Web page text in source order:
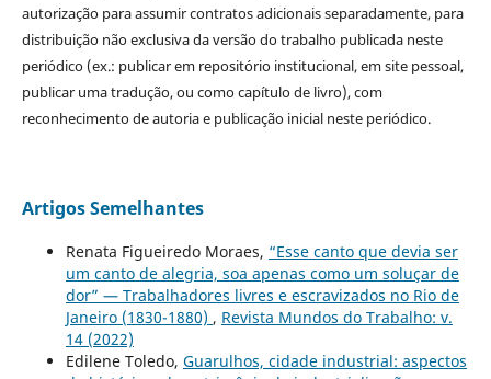
autorização para assumir contratos adicionais separadamente, para
distribuição não exclusiva da versão do trabalho publicada neste
periódico (ex.: publicar em repositório institucional, em site pessoal,
publicar uma tradução, ou como capítulo de livro), com
reconhecimento de autoria e publicação inicial neste periódico.
Artigos Semelhantes
Renata Figueiredo Moraes, “Esse canto que devia ser
um canto de alegria, soa apenas como um soluçar de
dor” — Trabalhadores livres e escravizados no Rio de
Janeiro (1830-1880) , Revista Mundos do Trabalho: v.
14 (2022)
Edilene Toledo, Guarulhos, cidade industrial: aspectos